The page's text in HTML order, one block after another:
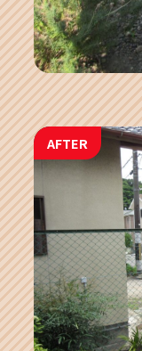
AFTER